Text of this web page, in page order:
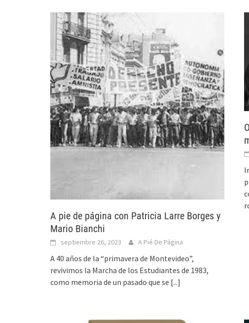
A pie de página con Patricia Larre Borges y
Mario Bianchi
septiembre 26, 2023 A Pié De Página
A 40 años de la “primavera de Montevideo”,
revivimos la Marcha de los Estudiantes de 1983,
como memoria de un pasado que se [...]